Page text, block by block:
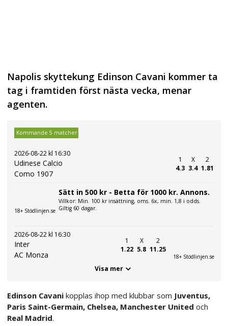
Napolis skyttekung Edinson Cavani kommer ta
tag i framtiden först nästa vecka, menar
agenten.
Kommande 5 matcher
2026-08-22 kl 16:30
Udinese Calcio
Como 1907
1
4.3
X
3.4
2
1.81
18+ Stödlinjen.se
Sätt in 500 kr - Betta för 1000 kr. Annons.
Villkor: Min. 100 kr insättning, oms. 6x, min. 1,8 i odds.
Giltig 60 dagar.
2026-08-22 kl 16:30
Inter
AC Monza
1
1.22
X
5.8
2
11.25
18+ Stödlinjen.se
Visa mer
Edinson Cavani kopplas ihop med klubbar som Juventus,
Paris Saint-Germain, Chelsea, Manchester United och
Real Madrid.